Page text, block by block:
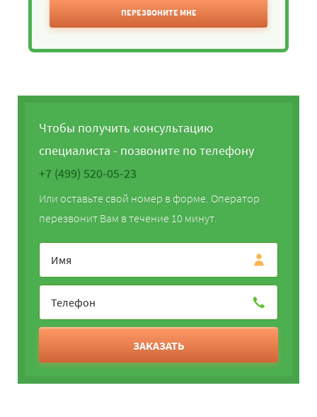
ПЕРЕЗВОНИТЕ МНЕ
Чтобы получить консультацию
специалиста - позвоните по телефону
+7 (499) 520-05-23
Или оставьте свой номер в форме. Оператор
перезвонит Вам в течение 10 минут.
ЗАКАЗАТЬ